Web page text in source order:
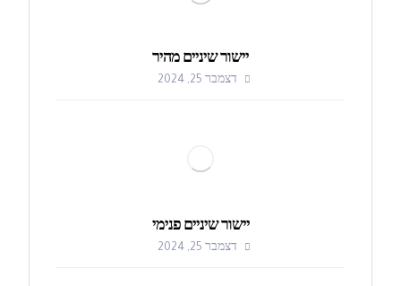
יישור שיניים מהיר
דצמבר 25, 2024
יישור שיניים פנימי
דצמבר 25, 2024